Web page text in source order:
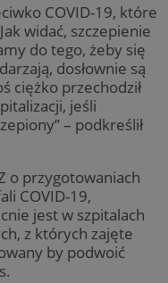
COVID-19, które
widać, szczepienie
do tego, żeby się
dosłownie są
ciężko przechodził
jeśli
– podkreślił
o przygotowaniach
COVID-19,
jest w szpitalach
z których zajęte
by podwoić